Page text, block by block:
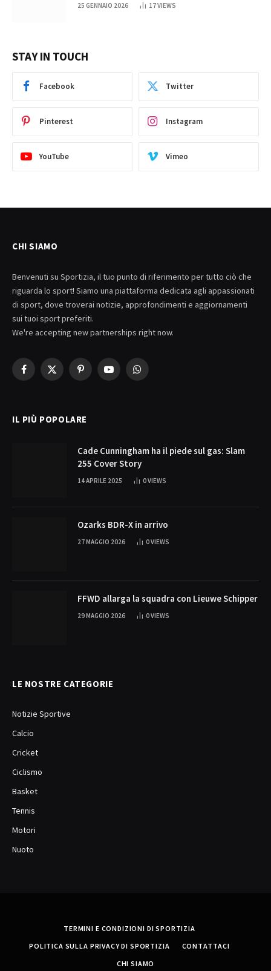
25 GENNAIO 2026 17VIEWS
STAY IN TOUCH
Facebook Twitter
Pinterest Instagram
YouTube Vimeo
CHI SIAMO
Benvenuti su Sportizia, il tuo punto di riferimento per tutto ciò che
riguarda lo sport! Siamo una piattaforma dedicata agli appassionati
di sport, dove troverai notizie, approfondimenti e aggiornamenti
sui tuoi sport preferiti.
We're accepting new partnerships right now.
Facebook
X
PinterestYouTubeWhatsApp
IL PIÙ POPOLARE
Cade Cunningham ha il piede sul gas: Slam
255 Cover Story
14 APRILE 2025 0VIEWS
Ozarks BDR-X in arrivo
27 MAGGIO 2026 0VIEWS
FFWD allarga la squadra con Lieuwe Schipper
29 MAGGIO 2026 0VIEWS
LE NOSTRE CATEGORIE
Notizie Sportive
Calcio
Cricket
Ciclismo
Basket
Tennis
Motori
Nuoto
TERMINI E CONDIZIONI DI SPORTIZIA
POLITICA SULLA PRIVACY DI SPORTIZIA
CONTATTACI
CHI SIAMO